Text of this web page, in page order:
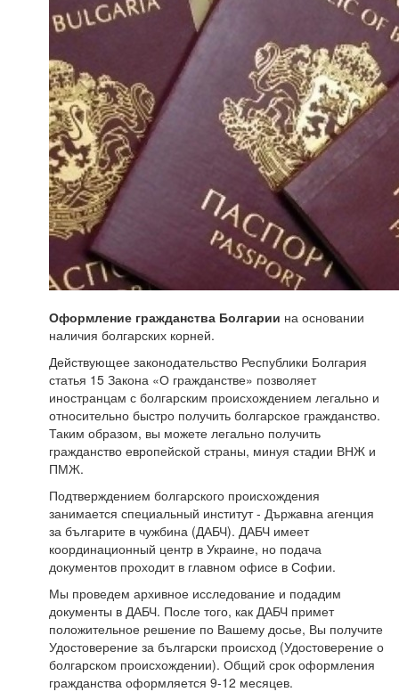
Оформление гражданства Болгарии на основании
наличия болгарских корней.
Действующее законодательство Республики Болгария
статья 15 Закона «О гражданстве» позволяет
иностранцам с болгарским происхождением легально и
относительно быстро получить болгарское гражданство.
Таким образом, вы можете легально получить
гражданство европейской страны, минуя стадии ВНЖ и
ПМЖ.
Подтверждением болгарского происхождения
занимается специальный институт - Държавна агенция
за българите в чужбина (ДАБЧ). ДАБЧ имеет
координационный центр в Украине, но подача
документов проходит в главном офисе в Софии.
Мы проведем архивное исследование и подадим
документы в ДАБЧ. После того, как ДАБЧ примет
положительное решение по Вашему досье, Вы получите
Удостоверение за български происход (Удостоверение о
болгарском происхождении). Общий срок оформления
гражданства оформляется 9-12 месяцев.